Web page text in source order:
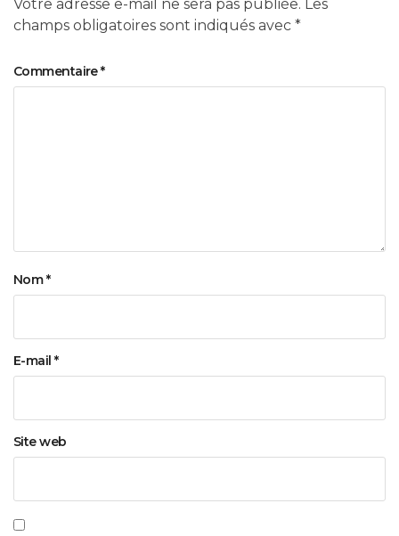
Votre adresse e-mail ne sera pas publiée. Les
champs obligatoires sont indiqués avec *
Commentaire*
Nom*
E-mail*
Site web